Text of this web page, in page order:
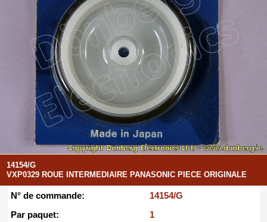
14154/G
VXP0329 ROUE INTERMEDIAIRE PANASONIC PIECE ORIGINALE
N° de commande:
14154/G
Par paquet:
1